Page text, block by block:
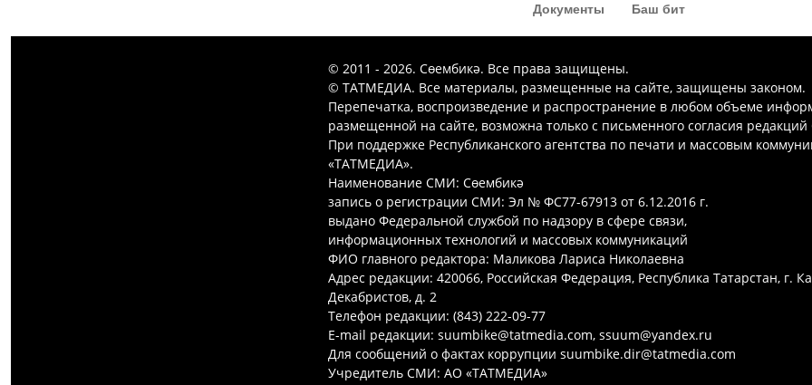
Документы Баш бит
© 2011 - 2026. Сөембикә. Все права защищены.
© ТАТМЕДИА. Все материалы, размещенные на сайте, защищены законом.
Перепечатка, воспроизведение и распространение в любом объеме
размещенной на сайте, возможна только с письменного согласия
При поддержке Республиканского агентства по печати и массовым
«ТАТМЕДИА».
Наименование СМИ: Сөембикә
запись о регистрации СМИ: Эл № ФС77-67913 от 6.12.2016 г.
выдано Федеральной службой по надзору в сфере связи,
информационных технологий и массовых коммуникаций
ФИО главного редактора: Маликова Лариса Николаевна
Адрес редакции: 420066, Российская Федерация, Республика Татарстан, г.
Декабристов, д. 2
Телефон редакции: (843) 222-09-77
E-mail редакции: suumbike@tatmedia.com, ssuum@yandex.ru
Для сообщений о фактах коррупции suumbike.dir@tatmedia.com
Учредитель СМИ: АО «ТАТМЕДИА»